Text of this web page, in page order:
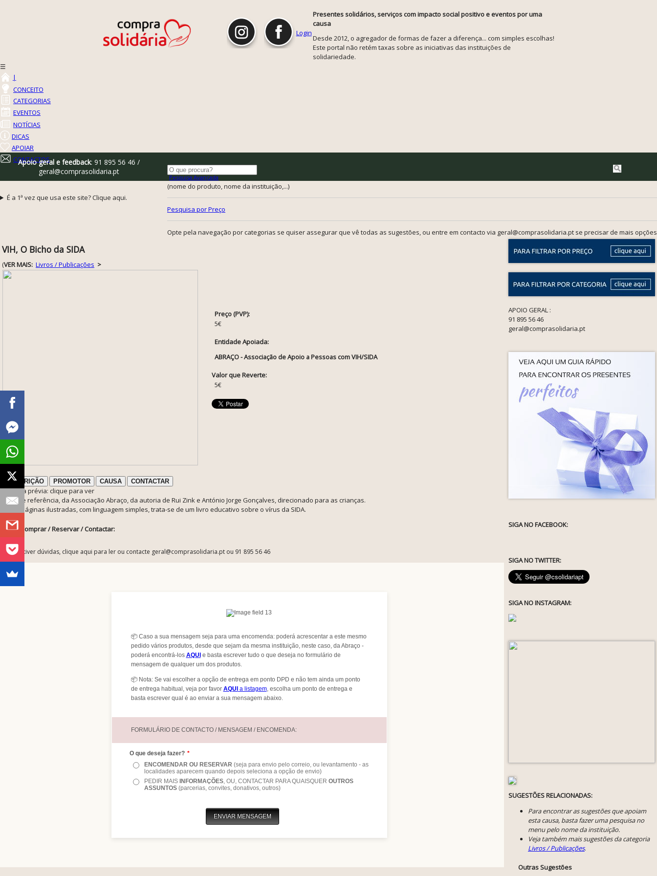
Login
Presentes solidários, serviços com impacto social positivo e eventos por uma
causa
Desde 2012, o agregador de formas de fazer a diferença... com simples escolhas!
Este portal não retém taxas sobre as iniciativas das instituições de
solidariedade.
☰
|
CONCEITO
CATEGORIAS
EVENTOS
NOTÍCIAS
DICAS
APOIAR
CONTACTOS
Pesquisa Avançada
(nome do produto, nome da instituição,...)
Pesquisa por Preço
Opte pela navegação por categorias se quiser assegurar que vê todas as sugestões, ou entre em contacto via geral@comprasolidaria.pt se precisar de mais opções
Apoio geral e feedback: 91 895 56 46 /
geral@comprasolidaria.pt
É a 1ª vez que usa este site? Clique aqui.
VIH, O Bicho da SIDA
(VER MAIS: Livros / Publicações >
Preço (PVP):
5€
Entidade Apoiada:
ABRAÇO - Associação de Apoio a Pessoas com VIH/SIDA
Valor que Reverte:
5€
DESCRIÇÃO PROMOTOR CAUSA CONTACTAR
ℹ️ Nota prévia: clique para ver
Livro de referência, da Associação Abraço, da autoria de Rui Zink e António Jorge Gonçalves, direcionado para as crianças.
Em 15 páginas ilustradas, com linguagem simples, trata-se de um livro educativo sobre o vírus da SIDA.
Como Comprar / Reservar / Contactar:
ℹ️ Se tiver dúvidas, clique aqui para ler ou contacte geral@comprasolidaria.pt ou 91 895 56 46
APOIO GERAL :
91 895 56 46
geral@comprasolidaria.pt
SIGA NO FACEBOOK:
SIGA NO TWITTER:
SIGA NO INSTAGRAM:
SUGESTÕES RELACIONADAS:
Para encontrar as sugestões que apoiam
esta causa, basta fazer uma pesquisa no
menu pelo nome da instituição.
Veja também mais sugestões da categoria
Livros / Publicações.
Outras Sugestões